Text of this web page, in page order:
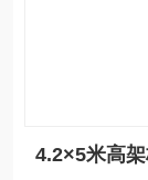
4.2×5米高